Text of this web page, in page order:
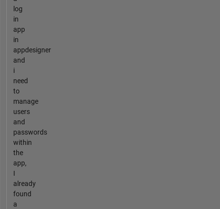
log
in
app
in
appdesigner
and
i
need
to
manage
users
and
passwords
within
the
app,
I
already
found
a